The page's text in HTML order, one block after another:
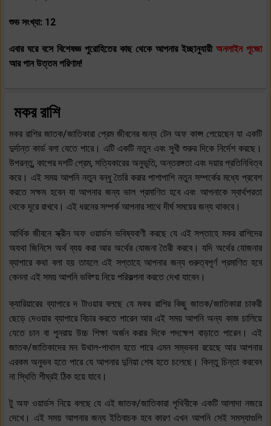
শুভ সংখ্যা: 12
এবার ঘরে বসে বিশেষজ্ঞ পুরোহিতের কাছ থেকে আপনার ইচ্ছানুযায়ী অনলাইন পূজো
আর পান উত্তম পরিণাম!
মকর রাশি
মকর রাশির জাতক/জাতিকারা প্রেম জীবনের জন্য টেন অফ কাপ্স পেয়েছেন যা একটি
দুর্দান্ত কার্ড বলা যেতে পারে। এটি একটি নতুন এবং সুখী শুরুর দিকে নির্দেশ করছে।
উপরন্তু, কাপের দশটি প্রেম, সত্যিকারের অনুভূতি, অন্তরঙ্গতা এবং দয়ার প্রতিনিধিত্ব
করে। এই সময় আপনি নতুন বন্ধু তৈরি করার পাশাপাশি নতুন সম্পর্কের মধ্যে প্রবেশ
করতে সক্ষম হবেন যা আপনার জন্য ভাল প্রমাণিত হবে এবং আপনাকে স্বার্থপরতা
থেকে দূরে রাখবে। এই ধরনের সম্পর্ক আপনার সাথে দীর্ঘ সময়ের জন্য থাকবে।
আর্থিক জীবনে স্ক্রীন অফ ওয়ার্ডস ভবিষ্যবাণী করছে যে এই সপ্তাহে মকর রাশিদের
অযথা জিনিসে অর্থ ব্যয় করা আর অর্থের যোজনা তৈরী করবে। যদি অর্থের যোজনার
ব্যাপারে কথা বলা হয় তাহলে এই সপ্তাহে আপনার জন্য গুরুত্বপূর্ণ প্রমাণিত হবে
কেননা এই সময় আপনি ভবিষ্য় নিয়ে পরিকল্পনা করতে দেখা যাবেন।
ক্যারিয়ারের ব্যাপারে দ টাওয়ার বলছে যে মকর রাশির কিছু জাতক/জাতিকারা চাকরী
ছেড়ে দেওয়ার ব্যাপারে বিচার করতে পারেন আর এই সময় আপনি অন্য কাজ চালিয়ে
যেতে চান বা পুনরায় উচ্চ শিক্ষা অর্জন করার দিকে পদক্ষেপ বাড়াতে পারেন। এই
জাতক/জাতিকাদের মন উথাল-পাথাল হতে পারে এমন সম্ভবনা রয়েছে আর আপনার
এরকম অনুভব হতে পারে যে আপনার দুনিয়া শেষ হতে চলেছে। কিন্তু চিন্তা করবেন
না স্থিতি শীঘ্রই ঠিক হয়ে যাবে।
টু অফ ওয়ার্ডস নিয়ে বলছে যে এই জাতক/জাতিকারা পৃথিবীকে একটি আলাদা নজরে
দেখে। এই সময় আপনার জন্য ইতিবাচক হবে কারণ এখন আপনি সেই সমস্যাগুলি